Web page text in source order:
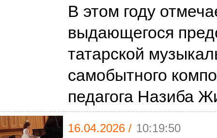
В этом году
выдающегося
татарской
самобытного
педагога Назиба
16.04.2026 / 10:19:50